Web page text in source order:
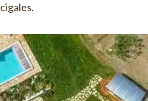
cigales.